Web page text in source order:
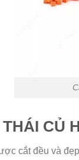
CỦ
cắt đều và